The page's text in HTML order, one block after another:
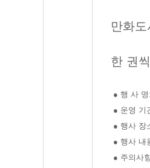
만화
한 권
● 행 사
● 운영 기
● 행사 장
● 행사 내
● 주의사